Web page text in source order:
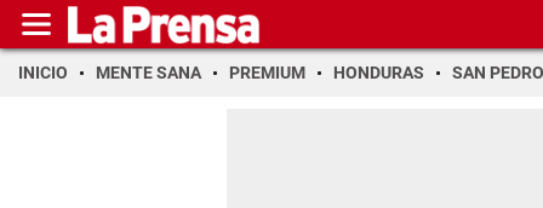
INICIO MENTE SANA PREMIUM HONDURAS SAN PEDRO